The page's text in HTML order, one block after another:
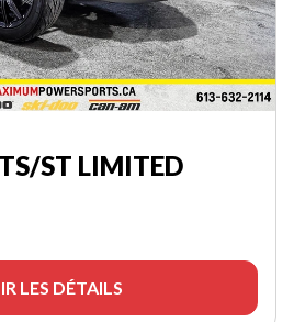
ST LIMITED
LES DÉTAILS